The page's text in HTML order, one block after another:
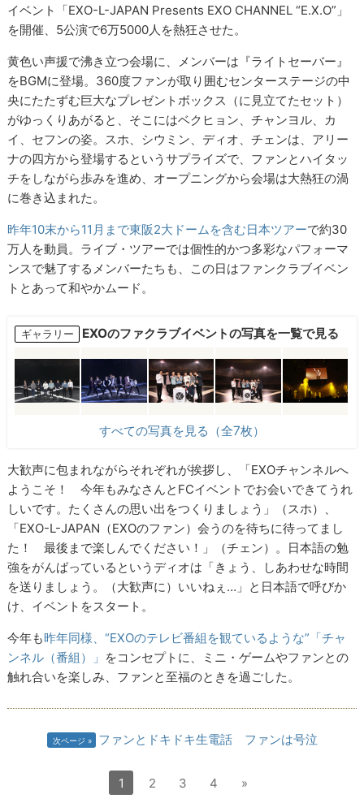
イベント「EXO-L-JAPAN Presents EXO CHANNEL “E.X.O”」
を開催、5公演で6万5000人を熱狂させた。
黄色い声援で沸き立つ会場に、メンバーは『ライトセーバー』
をBGMに登場。360度ファンが取り囲むセンターステージの中
央にたたずむ巨大なプレゼントボックス（に見立てたセット）
がゆっくりあがると、そこにはベクヒョン、チャンヨル、カ
イ、セフンの姿。スホ、シウミン、ディオ、チェンは、アリー
ナの四方から登場するというサプライズで、ファンとハイタッ
チをしながら歩みを進め、オープニングから会場は大熱狂の渦
に巻き込まれた。
昨年10末から11月まで東阪2大ドームを含む日本ツアーで約30
万人を動員。ライブ・ツアーでは個性的かつ多彩なパフォーマ
ンスで魅了するメンバーたちも、この日はファンクラブイベン
トとあって和やかムード。
ギャラリー EXOのファクラブイベントの写真を一覧で見る
すべての写真を見る（全7枚）
大歓声に包まれながらそれぞれが挨拶し、「EXOチャンネルへ
ようこそ！ 今年もみなさんとFCイベントでお会いできてうれ
しいです。たくさんの思い出をつくりましょう」（スホ）、
「EXO-L-JAPAN（EXOのファン）会うのを待ちに待ってまし
た！ 最後まで楽しんでください！」（チェン）。日本語の勉
強をがんばっているというディオは「きょう、しあわせな時間
を送りましょう。（大歓声に）いいねぇ…」と日本語で呼びか
け、イベントをスタート。
今年も昨年同様、“EXOのテレビ番組を観ているような”「チャ
ンネル（番組）」 をコンセプトに、ミニ・ゲームやファンとの
触れ合いを楽しみ、ファンと至福のときを過ごした。
次ページ ファンとドキドキ生電話 ファンは号泣
1 2 3 4 »